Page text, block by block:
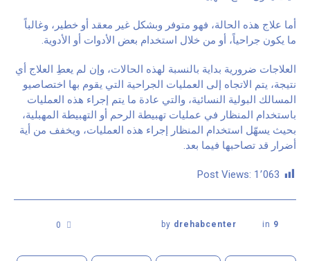
أما علاج هذه الحالة، فهو متوفر وبشكل غير معقد أو خطير، وغالباً
ما يكون جراحياً، أو من خلال استخدام بعض الأدوات أو الأدوية.
العلاجات ضرورية بداية بالنسبة لهذه الحالات، وإن لم يعطِ العلاج أي
نتيجة، يتم الاتجاه إلى العمليات الجراحية التي يقوم بها اختصاصيو
المسالك البولية النسائية، والتي عادة ما يتم إجراء هذه العمليات
باستخدام المنظار في عمليات تهبيطة الرحم أو التهبيطة المهبلية،
بحيث يسهّل استخدام المنظار إجراء هذه العمليات، ويخفف من أية
أضرار قد تصاحبها فيما بعد.
Post Views: 1٬063
by drehabcenter in 9
0